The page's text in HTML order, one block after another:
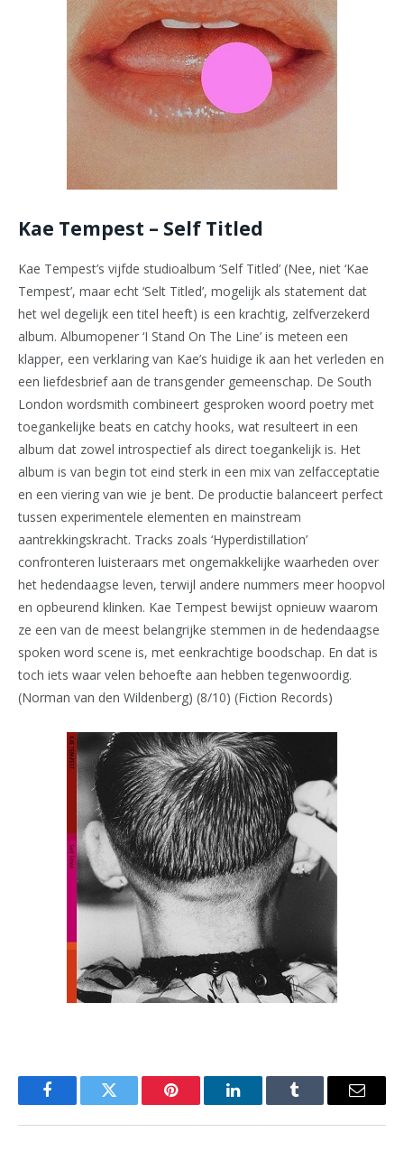
Kae Tempest – Self Titled
Kae Tempest’s vijfde studioalbum ‘Self Titled’ (Nee, niet ‘Kae
Tempest’, maar echt ‘Selt Titled’, mogelijk als statement dat
het wel degelijk een titel heeft) is een krachtig, zelfverzekerd
album. Albumopener ‘I Stand On The Line’ is meteen een
klapper, een verklaring van Kae’s huidige ik aan het verleden en
een liefdesbrief aan de transgender gemeenschap. De South
London wordsmith combineert gesproken woord poetry met
toegankelijke beats en catchy hooks, wat resulteert in een
album dat zowel introspectief als direct toegankelijk is. Het
album is van begin tot eind sterk in een mix van zelfacceptatie
en een viering van wie je bent. De productie balanceert perfect
tussen experimentele elementen en mainstream
aantrekkingskracht. Tracks zoals ‘Hyperdistillation’
confronteren luisteraars met ongemakkelijke waarheden over
het hedendaagse leven, terwijl andere nummers meer hoopvol
en opbeurend klinken. Kae Tempest bewijst opnieuw waarom
ze een van de meest belangrijke stemmen in de hedendaagse
spoken word scene is, met eenkrachtige boodschap. En dat is
toch iets waar velen behoefte aan hebben tegenwoordig.
(Norman van den Wildenberg) (8/10) (Fiction Records)
FacebookTwitter Pinterest LinkedInTumblr Email